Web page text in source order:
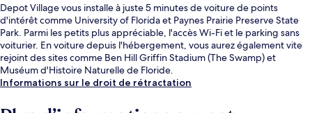
Depot Village vous installe à juste 5 minutes de voiture de points
d'intérêt comme University of Florida et Paynes Prairie Preserve State
Park. Parmi les petits plus appréciable, l'accès Wi-Fi et le parking sans
voiturier. En voiture depuis l'hébergement, vous aurez également vite
rejoint des sites comme Ben Hill Griffin Stadium (The Swamp) et
Muséum d'Histoire Naturelle de Floride.
Informations sur le droit de rétractation